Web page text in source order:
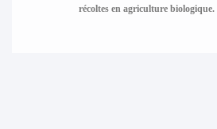
récoltes en agriculture biologique.